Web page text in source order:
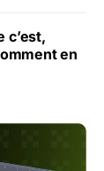
c’est,
en